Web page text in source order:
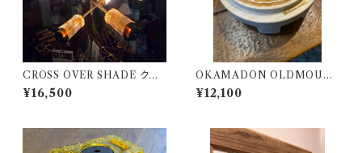
CROSS OVER SHADE クロ
スオーバーシェード 802PROD
UCTS 真鍮 BRASS
¥16,500
OKAMADON OLDMOUN
TAIN × 802PRODUCTS Hi
noki 太陽
¥12,100